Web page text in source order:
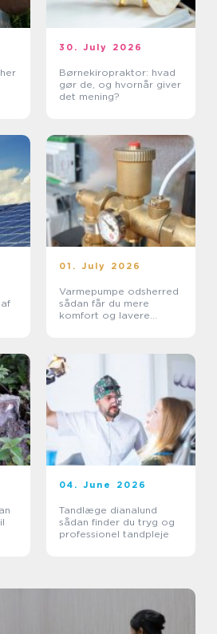
30. July 2026
Børnekiropraktor: hvad
gør de, og hvornår giver
det mening?
01. July 2026
Varmepumpe odsherred
sådan får du mere
komfort og lavere
04. June 2026
Tandlæge dianalund
sådan finder du tryg og
professionel tandpleje